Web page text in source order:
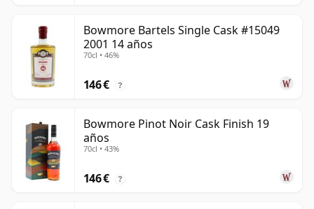
Bowmore Bartels Single Cask #15049
2001 14 años
70cl • 46%
146 € ?
Bowmore Pinot Noir Cask Finish 19
años
70cl • 43%
146 € ?